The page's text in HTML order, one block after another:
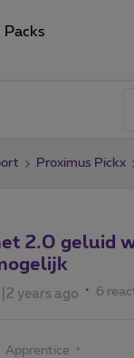
Packs
Proximus Pickx
2.0 geluid
years ago 6
Apprentice